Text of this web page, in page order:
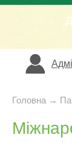
Головна →